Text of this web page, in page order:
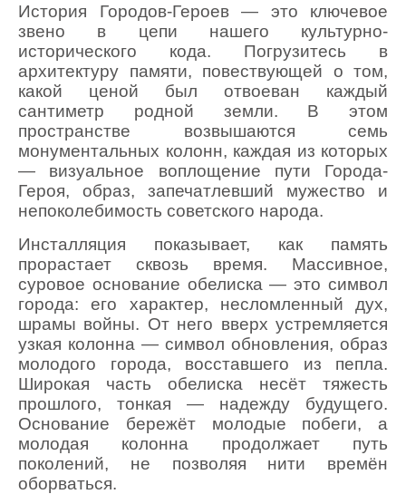
История Городов-Героев — это ключевое
звено в цепи нашего культурно-
исторического кода. Погрузитесь в
архитектуру памяти, повествующей о том,
какой ценой был отвоеван каждый
сантиметр родной земли. В этом
пространстве возвышаются семь
монументальных колонн, каждая из которых
— визуальное воплощение пути Города-
Героя, образ, запечатлевший мужество и
непоколебимость советского народа.
Инсталляция показывает, как память
прорастает сквозь время. Массивное,
суровое основание обелиска — это символ
города: его характер, несломленный дух,
шрамы войны. От него вверх устремляется
узкая колонна — символ обновления, образ
молодого города, восставшего из пепла.
Широкая часть обелиска несёт тяжесть
прошлого, тонкая — надежду будущего.
Основание бережёт молодые побеги, а
молодая колонна продолжает путь
поколений, не позволяя нити времён
оборваться.